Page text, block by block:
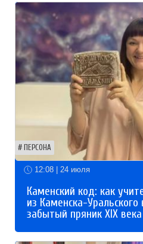
ПЕРСОНА
12:08 | 24 июля
Каменский код: как
из Каменска-
забытый пряник XIX века